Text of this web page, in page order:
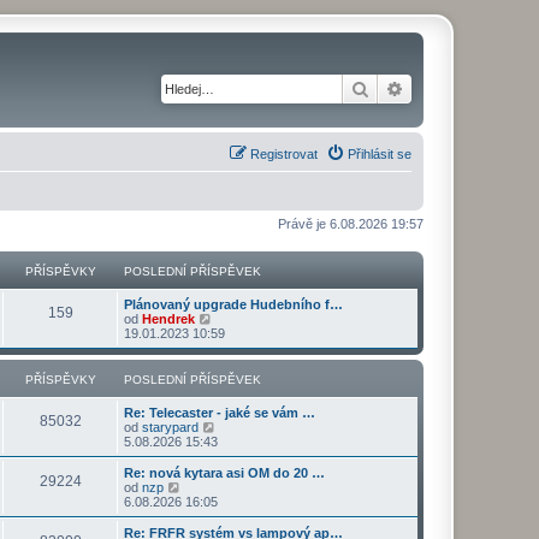
Hledat
Přihlásit se
Registrovat
Právě je 6.08.2026 19:57
PŘÍSPĚVKY POSLEDNÍ PŘÍSPĚVEK
159
Plánovaný upgrade Hudebního f…
od Hendrek
o
b
r
a
p
o
s
l
d
n
í
19.01.2023 10:59
PŘÍSPĚVKY POSLEDNÍ PŘÍSPĚVEK
85032
Re: Telecaster - jaké se vám …
od starypard
o
b
r
z
t
5.08.2026 15:43
29224
Re: nová kytara asi OM do 20 …
od nzp
o
b
r
6.08.2026 16:05
Re: FRFR systém vs lampový ap…